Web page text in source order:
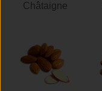
Châtaigne